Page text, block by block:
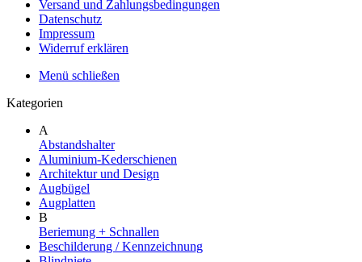
Versand und Zahlungsbedingungen
Datenschutz
Impressum
Widerruf erklären
Menü schließen
Kategorien
A
Abstandshalter
Aluminium-Kederschienen
Architektur und Design
Augbügel
Augplatten
B
Beriemung + Schnallen
Beschilderung / Kennzeichnung